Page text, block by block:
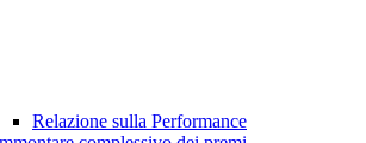
Relazione sulla Performance